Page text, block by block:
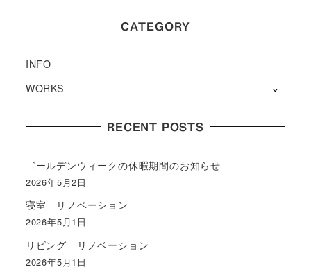
CATEGORY
INFO
WORKS
RECENT POSTS
ゴールデンウィークの休暇期間のお知らせ
2026年5月2日
寝室 リノベーション
2026年5月1日
リビング リノベーション
2026年5月1日